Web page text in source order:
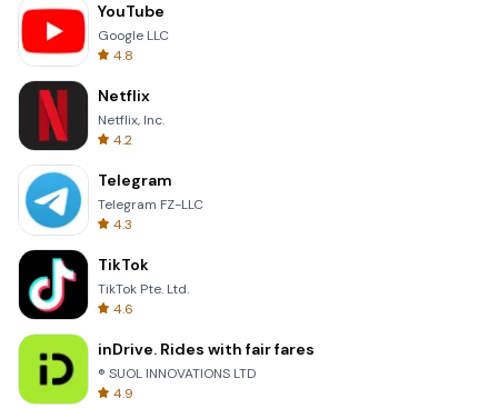
YouTube
Google LLC
4.8
Netflix
Netflix, Inc.
4.2
Telegram
Telegram FZ-LLC
4.3
TikTok
TikTok Pte. Ltd.
4.6
inDrive. Rides with fair fares
® SUOL INNOVATIONS LTD
4.9